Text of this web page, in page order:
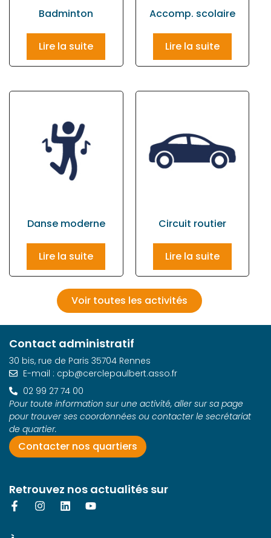
Badminton
Lire la suite
Accomp. scolaire
Lire la suite
Danse moderne
Lire la suite
Circuit routier
Lire la suite
Voir toutes les activités
Retrouvez nos actualités sur
Contact administratif
30 bis, rue de Paris 35704 Rennes
E-mail : cpb@cerclepaulbert.asso.fr
02 99 27 74 00
Pour toute information sur une activité, aller sur sa page
pour trouver ses coordonnées ou contacter le secrétariat
de quartier.
Contacter nos quartiers